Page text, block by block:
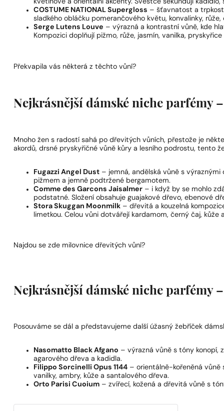
květinové a orientální akcenty. Švestce sekundují
COSTUME NATIONAL Supergloss – šťavnatost a
sladkého obláčku pomerančového květu, konvalinky,
Serge Lutens Louve – výrazná a kontrastní vůně, kde
Kompozici doplňují pižmo, růže, jasmín, vanilka, pryskyřice
Překvapila vás některá z těchto vůní?
Nejkrásnější dámské niche parfémy
Mnoho žen s radostí sahá po dřevitých vůních, přestože je
akordů, drsné pryskyřičné vůně kůry a lesního podrostu, tento
Fugazzi Angel Dust – jemná, andělská vůně s
pižmem a jemně podtržené bergamotem.
Comme des Garcons Jaisalmer – i když by se mohlo
podstatné. Složení obsahuje guajakové dřevo, ebenové
Stora Skuggan Moonmilk – dřevitá a kouzelná
limetkou. Celou vůni dotvářejí kardamom, černý čaj, kůže
Najdou se zde milovnice dřevitých vůní?
Nejkrásnější dámské niche parfémy
Posouváme se dál a představujeme další úžasný žebříček
Nasomatto Black Afgano – výrazná vůně s tóny konopí,
agarového dřeva a kadidla.
Filippo Sorcinelli Opus 1144 – orientálně-kořeněná vůně
vanilky, ambry, kůže a santalového dřeva.
Orto Parisi Cuoium – zvířecí, kožená a dřevitá vůně s